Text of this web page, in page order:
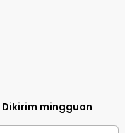
Dikirim mingguan